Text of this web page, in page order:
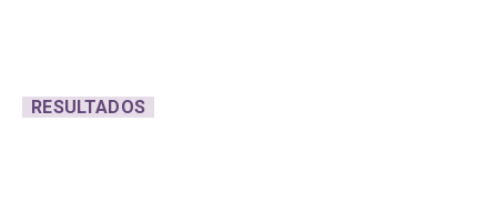
RESULTADOS